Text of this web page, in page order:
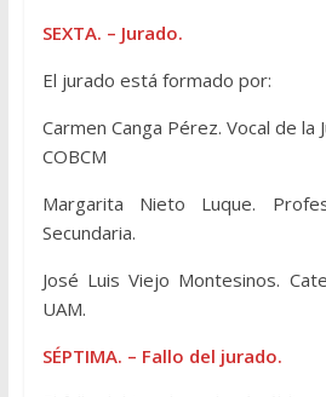
SEXTA. – Jurado.
El jurado está formado por:
Carmen Canga Pérez. Vocal de la
COBCM
Margarita Nieto Luque.
Secundaria.
José Luis Viejo Montesinos.
UAM.
SÉPTIMA. – Fallo del jurado.